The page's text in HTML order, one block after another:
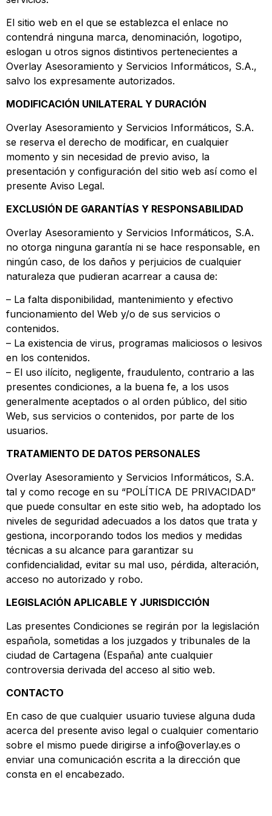
El sitio web en el que se establezca el enlace no
contendrá ninguna marca, denominación, logotipo,
eslogan u otros signos distintivos pertenecientes a
Overlay Asesoramiento y Servicios Informáticos, S.A.,
salvo los expresamente autorizados.
MODIFICACIÓN UNILATERAL Y DURACIÓN
Overlay Asesoramiento y Servicios Informáticos, S.A.
se reserva el derecho de modificar, en cualquier
momento y sin necesidad de previo aviso, la
presentación y configuración del sitio web así como el
presente Aviso Legal.
EXCLUSIÓN DE GARANTÍAS Y RESPONSABILIDAD
Overlay Asesoramiento y Servicios Informáticos, S.A.
no otorga ninguna garantía ni se hace responsable, en
ningún caso, de los daños y perjuicios de cualquier
naturaleza que pudieran acarrear a causa de:
– La falta disponibilidad, mantenimiento y efectivo
funcionamiento del Web y/o de sus servicios o
contenidos.
– La existencia de virus, programas maliciosos o lesivos
en los contenidos.
– El uso ilícito, negligente, fraudulento, contrario a las
presentes condiciones, a la buena fe, a los usos
generalmente aceptados o al orden público, del sitio
Web, sus servicios o contenidos, por parte de los
usuarios.
TRATAMIENTO DE DATOS PERSONALES
Overlay Asesoramiento y Servicios Informáticos, S.A.
tal y como recoge en su “POLÍTICA DE PRIVACIDAD”
que puede consultar en este sitio web, ha adoptado los
niveles de seguridad adecuados a los datos que trata y
gestiona, incorporando todos los medios y medidas
técnicas a su alcance para garantizar su
confidencialidad, evitar su mal uso, pérdida, alteración,
acceso no autorizado y robo.
LEGISLACIÓN APLICABLE Y JURISDICCIÓN
Las presentes Condiciones se regirán por la legislación
española, sometidas a los juzgados y tribunales de la
ciudad de Cartagena (España) ante cualquier
controversia derivada del acceso al sitio web.
CONTACTO
En caso de que cualquier usuario tuviese alguna duda
acerca del presente aviso legal o cualquier comentario
sobre el mismo puede dirigirse a info@overlay.es o
enviar una comunicación escrita a la dirección que
consta en el encabezado.